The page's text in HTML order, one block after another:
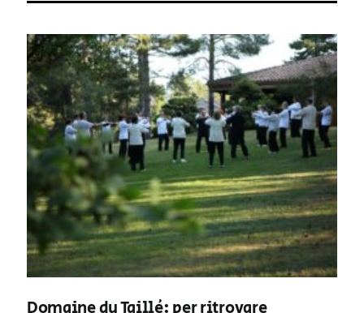
Domaine du Taillé: per ritrovare